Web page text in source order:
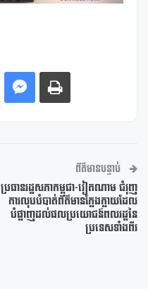
ព័ត៌មានបន្ទាប់
ប្រធានរដ្ឋសភាកម្ពុជា-វៀតណាម ជំរុញ
ការលុបបំបាត់ព័ត៌មានក្លែងក្លាយដែល
បំផ្លាញដល់ផលប្រយោជន៍ពលរដ្ឋនៃ
ប្រទេសទាំងពីរ